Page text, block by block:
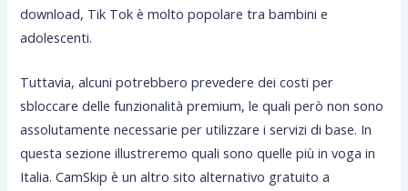
download, Tik Tok è molto popolare tra bambini e
adolescenti.
Tuttavia, alcuni potrebbero prevedere dei costi per
sbloccare delle funzionalità premium, le quali però non sono
assolutamente necessarie per utilizzare i servizi di base. In
questa sezione illustreremo quali sono quelle più in voga in
Italia. CamSkip è un altro sito alternativo gratuito a